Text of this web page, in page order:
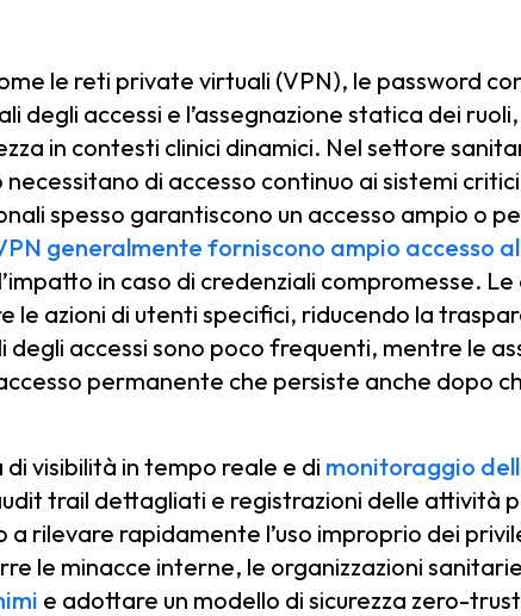
le reti private virtuali (VPN), le password
degli accessi e l’assegnazione statica dei
in contesti clinici dinamici. Nel settore
di accesso continuo ai sistemi
spesso garantiscono un accesso ampio o
generalmente forniscono ampio accesso
in caso di credenziali compromesse.
le azioni di utenti specifici, riducendo la
degli accessi sono poco frequenti, mentre le
permanente che persiste anche dopo
visibilità in tempo reale e di monitoraggio
trail dettagliati e registrazioni delle attività
rilevare rapidamente l’uso improprio dei
le minacce interne, le organizzazioni
e adottare un modello di sicurezza zero-